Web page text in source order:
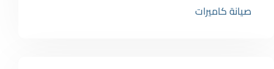
صيانة كاميرات